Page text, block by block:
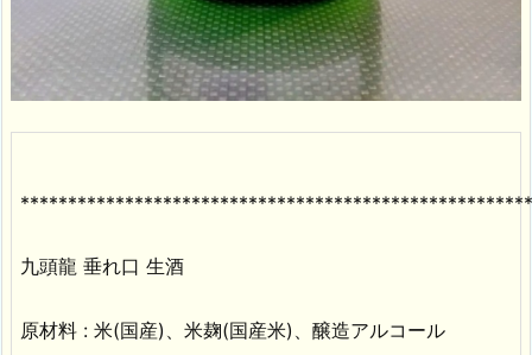
九頭龍 垂れ口 生酒
原材料 : 米(国産)、米麹(国産米)、醸造アルコール